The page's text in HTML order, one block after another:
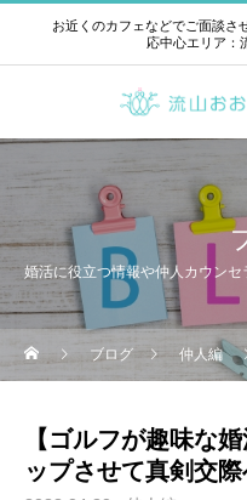
お近くのカフェなどでご面談さ
応中心エリア：
婚活に役立つ情報や仲人カウン
ブログ 仲人編
【ゴルフが趣味な
ップさせて真剣交